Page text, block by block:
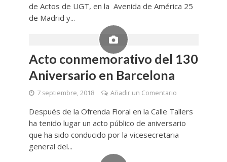
de Actos de UGT, en la Avenida de América 25
de Madrid y...
Acto conmemorativo del 130
Aniversario en Barcelona
7 septiembre, 2018 Añadir un Comentario
Después de la Ofrenda Floral en la Calle Tallers
ha tenido lugar un acto público de aniversario
que ha sido conducido por la vicesecretaria
general del...